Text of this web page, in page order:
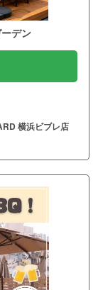
デン
横浜ビブレ店